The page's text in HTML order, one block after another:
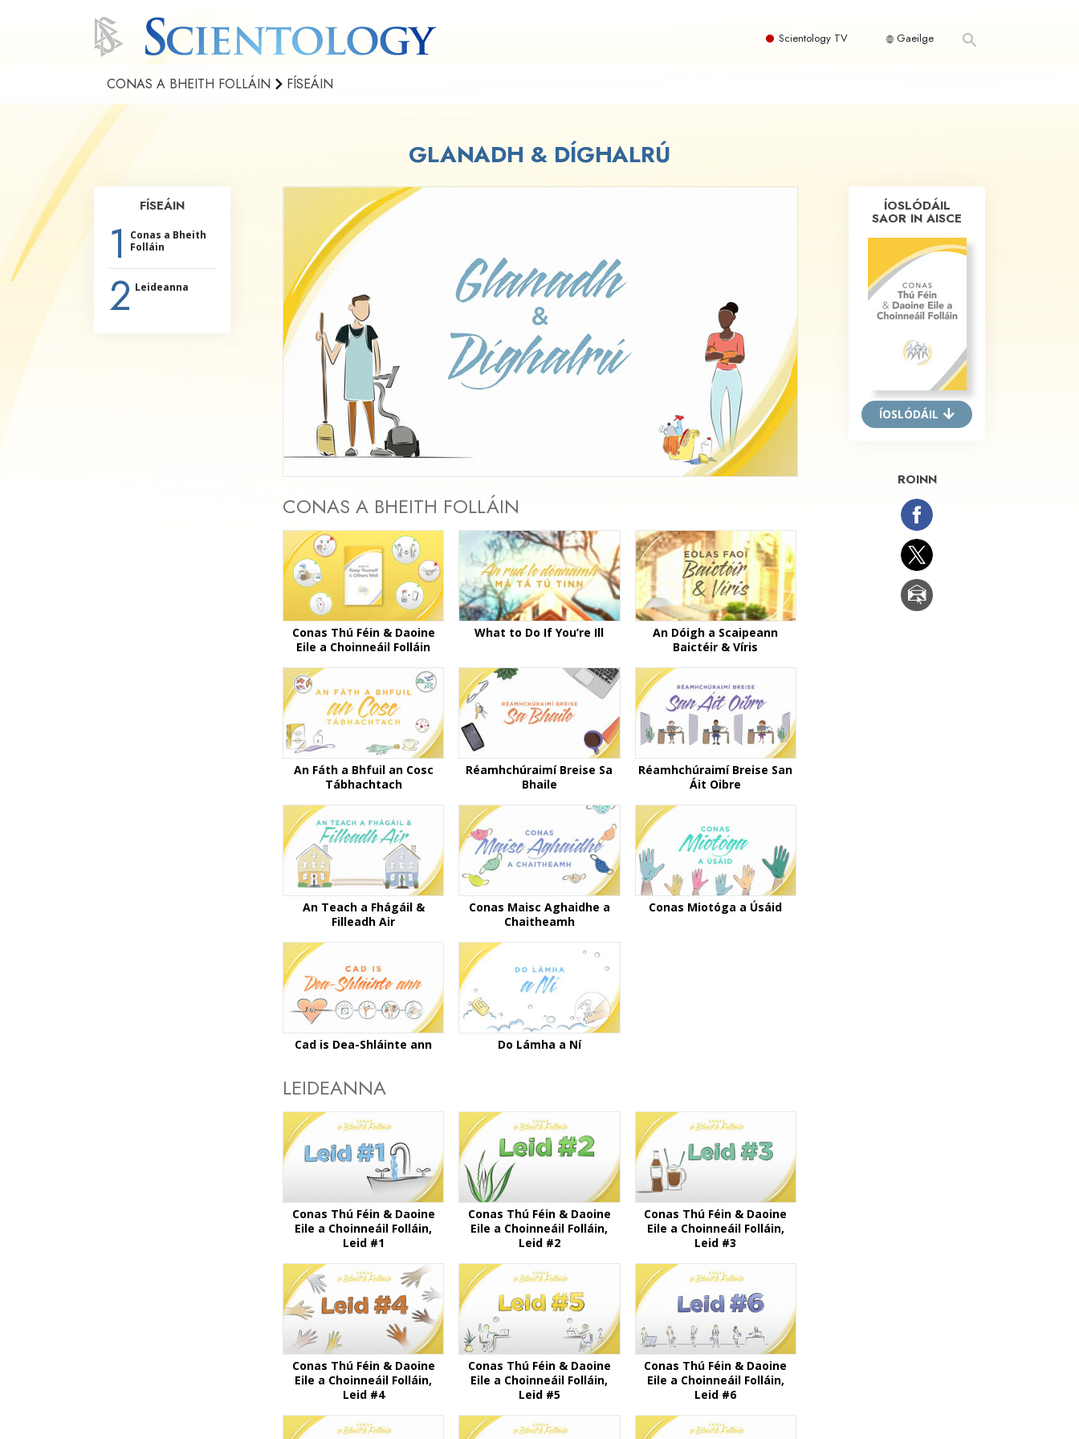
Scientology TV Gaeilge
CONAS A BHEITH FOLLÁIN FÍSEÁIN
GLANADH & DÍGHALRÚ
Play
CONAS A BHEITH FOLLÁIN
Conas Thú Féin & Daoine
Eile a Choinneáil Folláin
What to Do If You’re Ill
An Dóigh a Scaipeann
Baictéir & Víris
An Fáth a Bhfuil an Cosc
Tábhachtach
Réamhchúraimí Breise Sa
Bhaile
Réamhchúraimí Breise San
Áit Oibre
An Teach a Fhágáil &
Filleadh Air
Conas Maisc Aghaidhe a
Chaitheamh
Conas Miotóga a Úsáid
Cad is Dea-Shláinte ann Do Lámha a Ní
LEIDEANNA
Conas Thú Féin & Daoine
Eile a Choinneáil Folláin,
Leid #1
Conas Thú Féin & Daoine
Eile a Choinneáil Folláin,
Leid #2
Conas Thú Féin & Daoine
Eile a Choinneáil Folláin,
Leid #3
Conas Thú Féin & Daoine
Eile a Choinneáil Folláin,
Leid #4
Conas Thú Féin & Daoine
Eile a Choinneáil Folláin,
Leid #5
Conas Thú Féin & Daoine
Eile a Choinneáil Folláin,
Leid #6
FÍSEÁIN
1
Conas a Bheith
Folláin
2 Leideanna
ÍOSLÓDÁIL
SAOR IN AISCE
ÍOSLÓDÁIL
ROINN